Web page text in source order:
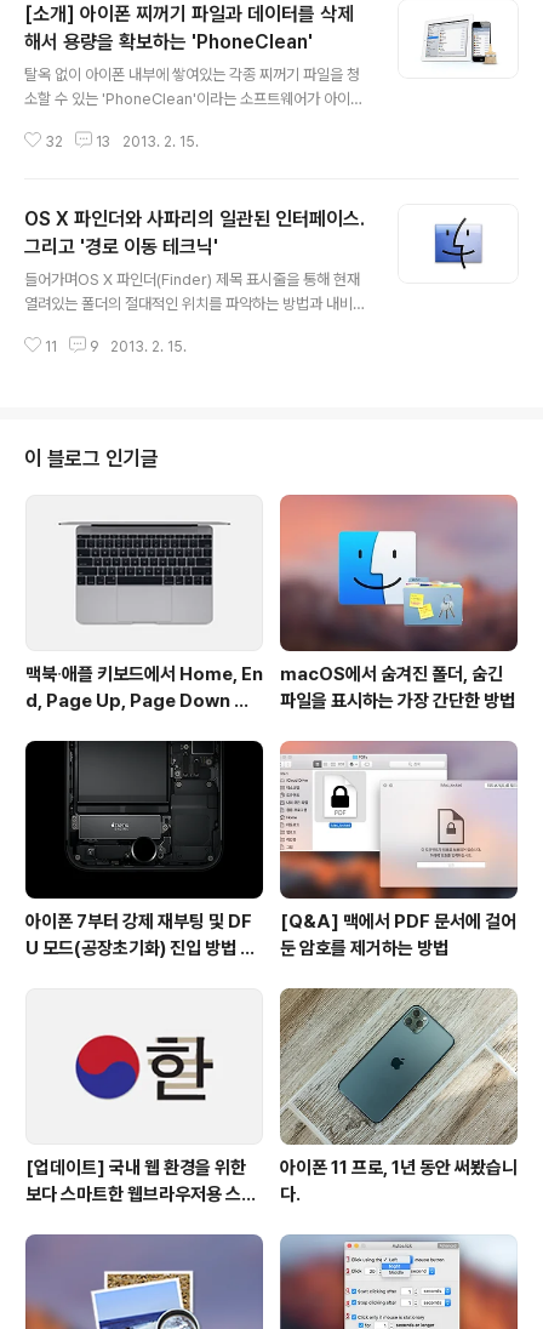
[소개] 아이폰 찌꺼기 파일과 데이터를 삭제
해서 용량을 확보하는 'PhoneClean'
탈옥 없이 아이폰 내부에 쌓여있는 각종 찌꺼기 파일을 청
소할 수 있는 'PhoneClean'이라는 소프트웨어가 아이폰
이 있으며, 무료로 배포되고 있습니다. (아이폰블로그) '아
량"일 것입니다. 앱 내에 쌓인 데이터나 파일이라고 알려진
기타 용량은 특별히 신경쓰지 않는다면 문제가 전혀되지
않지만, 일단 신경을 쓰게 되면 굉장히 불편해지는 것이 사
실입니다. 오늘 소개할 아이폰 아이패드 청소 툴 PhoneCl
고 알려져 왔습니다. 미리 결론을 말한다면 아이폰과 아이
32 13 2013. 2. 15.
OS X 파인더와 사파리의 일관된 인터페이스.
그리고 '경로 이동 테크닉'
들어가며OS X 파인더(Finder) 제목 표시줄을 통해 현재
열려있는 폴더의 절대적인 위치를 파악하는 방법과 내비게
겠습니다. 그리고 파인더와 사파리의 인터페이스 통일성에
게 파악할 수 있습니다. ▼ 목록 보기와 아이콘 보기에서는
해당 폴더가 어떤 상위 폴더에 포함되어 있는지 기본적으
로 표시해주지 않기 때문에 대다수의 사용자들이 '경로 막
대 보기' 메뉴를 켜두는 경우가 일반적입니다(아래 이미지
에서 1번). 이때 경로 막대 외에도 해당 폴더의 절대적인 위
치를 알 수 있는 방법이 한 가..
11 9 2013. 2. 15.
이 블로그 인기글
맥북∙애플 키보드에서 Home, En
d, Page Up, Page Down 키
macOS에서 숨겨진 폴더, 숨긴
파일을 표시하는 가장 간단한 방법
아이폰 7부터 강제 재부팅 및 DF
U 모드(공장초기화) 진입 방법 변
[Q&A] 맥에서 PDF 문서에 걸어
둔 암호를 제거하는 방법
[업데이트] 국내 웹 환경을 위한
보다 스마트한 웹브라우저용 스타
아이폰 11 프로, 1년 동안 써봤습니
다.